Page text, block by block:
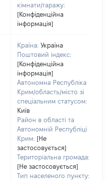
кімнати/гаражу:
[Конфіденційна
інформація]
Країна: Україна
Поштовий індекс:
[Конфіденційна
інформація]
Автономна Республіка
Крим/область/місто зі
спеціальним статусом:
Київ
Район в області та
Автономній Республіці
Крим: [Не
застосовується]
Територіальна громада:
[Не застосовується]
Тип населеного пункту: